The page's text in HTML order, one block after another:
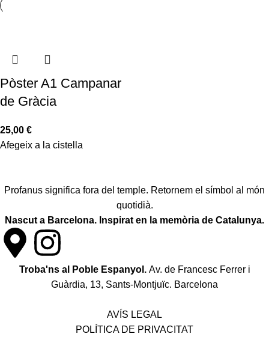
Pòster A1 Campanar
de Gràcia
25,00 €
Afegeix a la cistella
Profanus significa fora del temple. Retornem el símbol al món
quotidià.
Nascut a Barcelona. Inspirat en la memòria de Catalunya.
Troba'ns al Poble Espanyol. Av. de Francesc Ferrer i
Guàrdia, 13, Sants-Montjuïc. Barcelona
AVÍS LEGAL
POLÍTICA DE PRIVACITAT